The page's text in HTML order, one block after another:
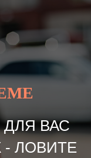
ВАС
ЛОВИТЕ